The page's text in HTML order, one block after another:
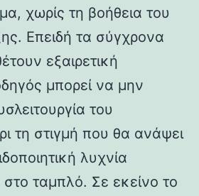
χωρίς τη βοήθεια του
Επειδή τα σύγχρονα
εξαιρετική
μπορεί να μην
του
τη στιγμή που θα ανάψει
λυχνία
ταμπλό. Σε εκείνο το